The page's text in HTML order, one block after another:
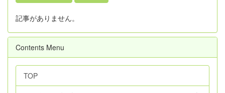
記事がありません。
Contents Menu
TOP